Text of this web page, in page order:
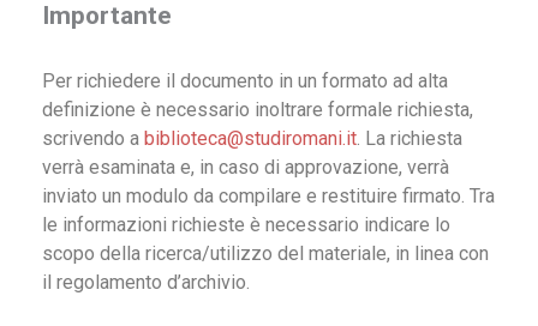
Importante
Per richiedere il documento in un formato ad alta
definizione è necessario inoltrare formale richiesta,
scrivendo a biblioteca@studiromani.it. La richiesta
verrà esaminata e, in caso di approvazione, verrà
inviato un modulo da compilare e restituire firmato. Tra
le informazioni richieste è necessario indicare lo
scopo della ricerca/utilizzo del materiale, in linea con
il regolamento d’archivio.